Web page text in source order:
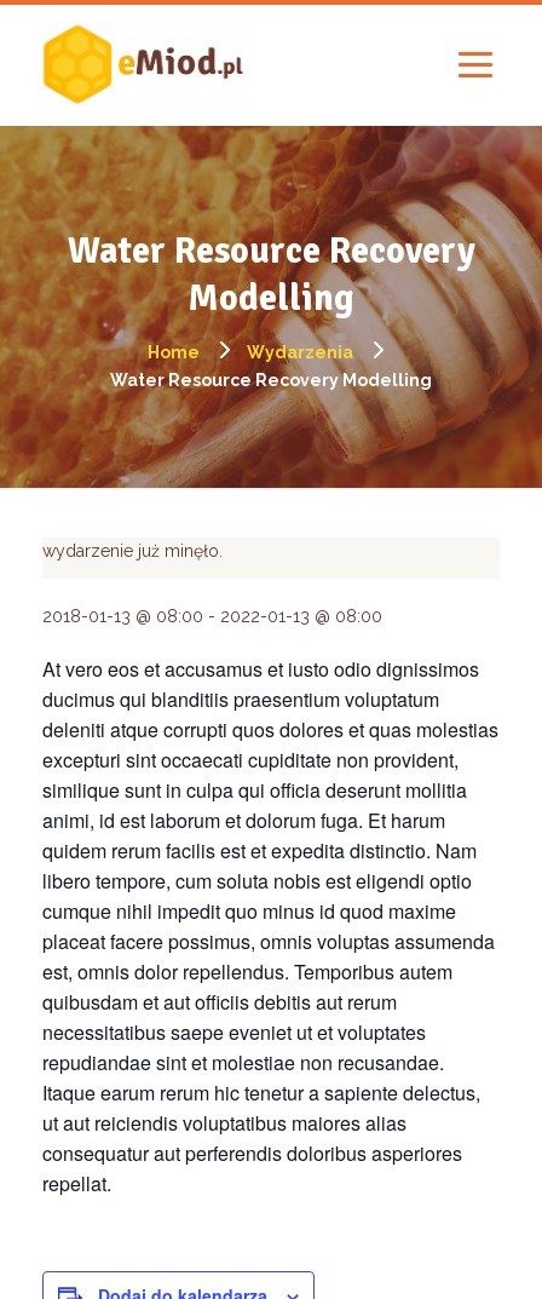
Water Resource Recovery
Modelling
Home
Wydarzenia
Water Resource Recovery Modelling
wydarzenie już minęło.
2018-01-13 @ 08:00 - 2022-01-13 @ 08:00
At vero eos et accusamus et iusto odio dignissimos
ducimus qui blanditiis praesentium voluptatum
deleniti atque corrupti quos dolores et quas molestias
excepturi sint occaecati cupiditate non provident,
similique sunt in culpa qui officia deserunt mollitia
animi, id est laborum et dolorum fuga. Et harum
quidem rerum facilis est et expedita distinctio. Nam
libero tempore, cum soluta nobis est eligendi optio
cumque nihil impedit quo minus id quod maxime
placeat facere possimus, omnis voluptas assumenda
est, omnis dolor repellendus. Temporibus autem
quibusdam et aut officiis debitis aut rerum
necessitatibus saepe eveniet ut et voluptates
repudiandae sint et molestiae non recusandae.
Itaque earum rerum hic tenetur a sapiente delectus,
ut aut reiciendis voluptatibus maiores alias
consequatur aut perferendis doloribus asperiores
repellat.